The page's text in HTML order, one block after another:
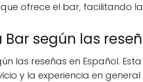
ofrece el bar, facilitando
según las
las reseñas en Español.
y la experiencia en